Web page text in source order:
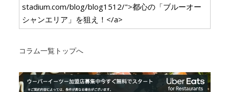
stadium.com/blog/blog1512/">都心の「ブルーオー
シャンエリア」を狙え！</a>
コラム一覧トップへ